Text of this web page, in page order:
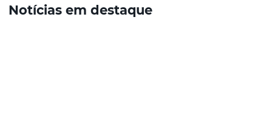
Notícias em destaque